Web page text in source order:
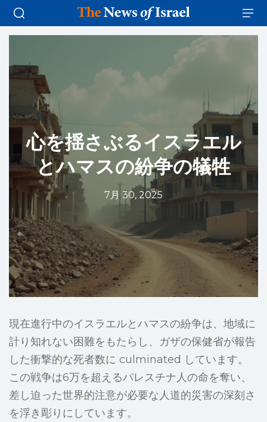
心を揺さぶるイスラエル
とハマスの紛争の犠牲
7月 30, 2025
現在進行中のイスラエルとハマスの紛争は、地域に
計り知れない困難をもたらし、ガザの保健省が報告
した衝撃的な死者数に culminated しています。
この戦争は6万を超えるパレスチナ人の命を奪い、
差し迫った世界的注意が必要な人道的災害の深刻さ
を浮き彫りにしています。